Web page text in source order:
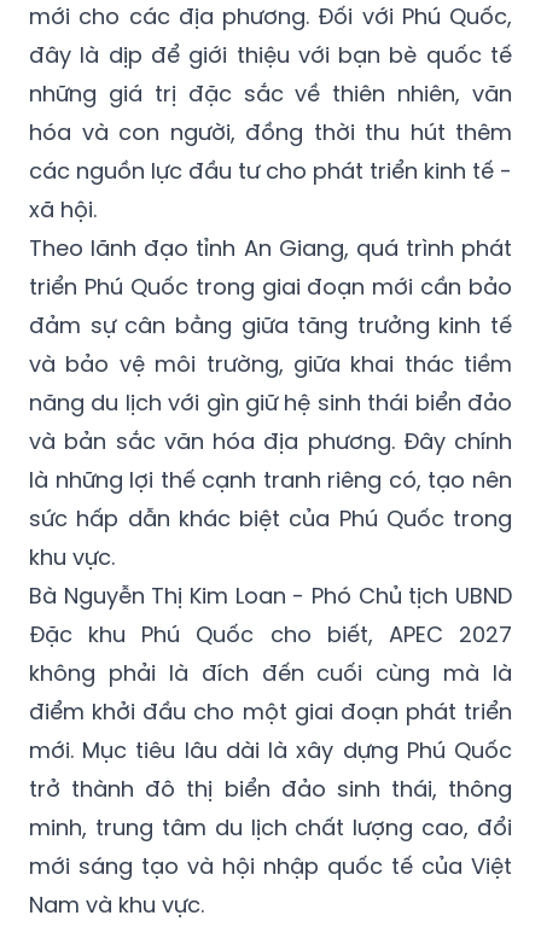
mới cho các địa phương. Đối với Phú Quốc,
đây là dịp để giới thiệu với bạn bè quốc tế
những giá trị đặc sắc về thiên nhiên, văn
hóa và con người, đồng thời thu hút thêm
các nguồn lực đầu tư cho phát triển kinh tế -
xã hội.
Theo lãnh đạo tỉnh An Giang, quá trình phát
triển Phú Quốc trong giai đoạn mới cần bảo
đảm sự cân bằng giữa tăng trưởng kinh tế
và bảo vệ môi trường, giữa khai thác tiềm
năng du lịch với gìn giữ hệ sinh thái biển đảo
và bản sắc văn hóa địa phương. Đây chính
là những lợi thế cạnh tranh riêng có, tạo nên
sức hấp dẫn khác biệt của Phú Quốc trong
khu vực.
Bà Nguyễn Thị Kim Loan - Phó Chủ tịch UBND
Đặc khu Phú Quốc cho biết, APEC 2027
không phải là đích đến cuối cùng mà là
điểm khởi đầu cho một giai đoạn phát triển
mới. Mục tiêu lâu dài là xây dựng Phú Quốc
trở thành đô thị biển đảo sinh thái, thông
minh, trung tâm du lịch chất lượng cao, đổi
mới sáng tạo và hội nhập quốc tế của Việt
Nam và khu vực.